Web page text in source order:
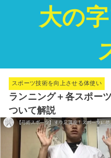
大の
スポーツ技術を向上させる体使い
ランニング＋各スポー
ついて解説